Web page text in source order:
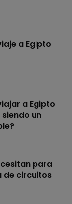
a Egipto
a Egipto
un
para
de circuitos